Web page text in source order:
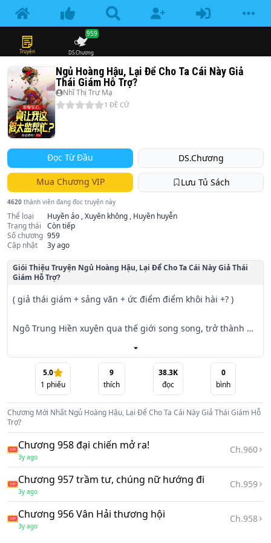
Truyện DS.Chương
959
Ngủ Hoàng Hậu, Lại Để Cho Ta Cái Này Giả
Thái Giám Hỗ Trợ?
Nhĩ Thị Trư Mạ
1 ĐỀ CỬ
Đọc Từ Đầu DS.Chương
Mua Chương VIP Lưu Tủ Sách
4620 thành viên đang đọc truyện này
Thể loại
Huyền ảo , Xuyên không , Huyền huyễn
Trạng thái
Còn tiếp
Số chương 959
Cập nhật
3y ago
Giói Thiệu Truyện Ngủ Hoàng Hậu, Lại Để Cho Ta Cái Này Giả Thái
Giám Hỗ Trợ?
( giả thái giám + sảng văn + ức điểm điểm khôi hài +? )
Ngô Trung Hiền xuyên qua thế giới song song, trở thành
Thần Châu đại lục 969 năm, hoàng đế đại hôn, cưới hoàng
Ngay tại đêm động phòng cùng ngày, hoàng đế lại để Ngô
Trung Hiền cái này tên thái giám đi động phòng!
Nhưng hoàng đế làm sao biết, cái này Ngô Trung Hiền đã
không phải là trước kia Ngô Trung Hiền, càng không phải
là thái giám!
Một đêm qua đi. Ngô Trung Hiền nghĩ mãi mà không rõ
hoàng đế bệ hạ vì cái gì không đi động phòng, không gần
5.0
1 phiếu
9
thích
38.3K
đọc
0
bình
Chương Mới Nhất Ngủ Hoàng Hậu, Lại Để Cho Ta Cái Này Giả Thái Giám Hỗ
Trợ?
Chương 958 đại chiến mở ra!
3y ago
Ch.960
Chương 957 trầm tư, chúng nữ hướng đi
3y ago
Ch.959
Chương 956 Vân Hải thương hội
3y ago
Ch.958